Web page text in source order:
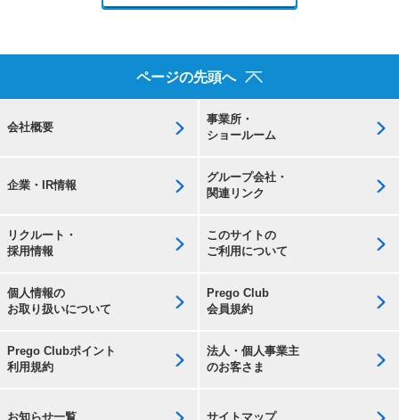
ページの先頭へ
会社概要
事業所・
ショールーム
企業・IR情報
グループ会社・
関連リンク
リクルート・
採用情報
このサイトの
ご利用について
個人情報の
お取り扱いについて
Prego Club
会員規約
Prego Clubポイント
利用規約
法人・個人事業主
のお客さま
お知らせ一覧 サイトマップ